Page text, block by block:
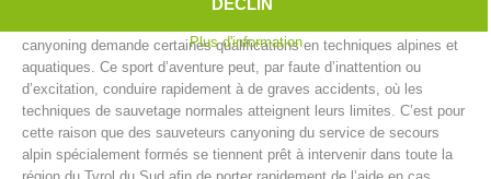
canyoning demande certaines qualifications en techniques alpines et
aquatiques. Ce sport d’aventure peut, par faute d’inattention ou
d’excitation, conduire rapidement à de graves accidents, où les
techniques de sauvetage normales atteignent leurs limites. C’est pour
cette raison que des sauveteurs canyoning du service de secours
alpin spécialement formés se tiennent prêt à intervenir dans toute la
Plus d'information